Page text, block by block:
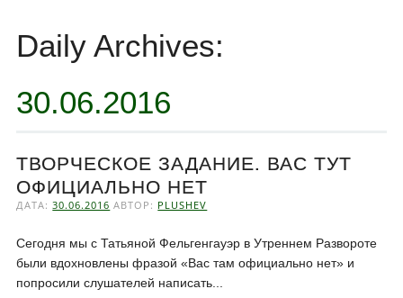
content
Daily Archives:
30.06.2016
ТВОРЧЕСКОЕ ЗАДАНИЕ. ВАС ТУТ
ОФИЦИАЛЬНО НЕТ
ДАТА:30.06.2016 АВТОР: PLUSHEV
Сегодня мы с Татьяной Фельгенгауэр в Утреннем Развороте
были вдохновлены фразой «Вас там официально нет» и
попросили слушателей написать...